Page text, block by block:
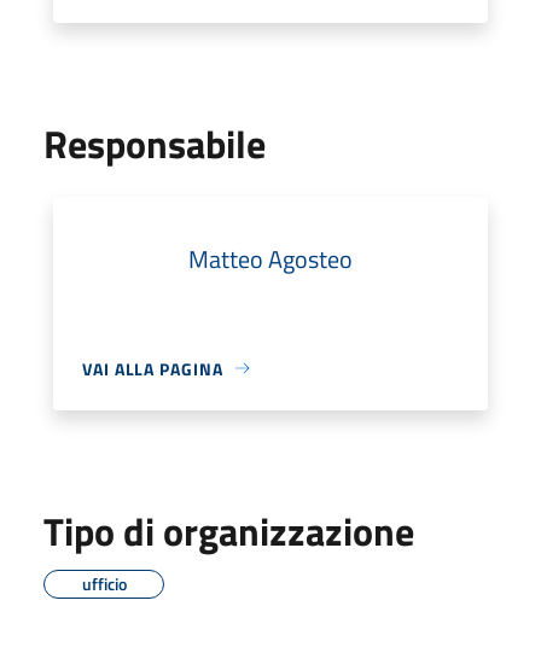
Responsabile
Matteo Agosteo
VAI ALLA PAGINA
Tipo di organizzazione
ufficio